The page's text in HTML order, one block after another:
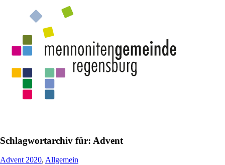
Schlagwortarchiv für: Advent
Advent 2020, Allgemein